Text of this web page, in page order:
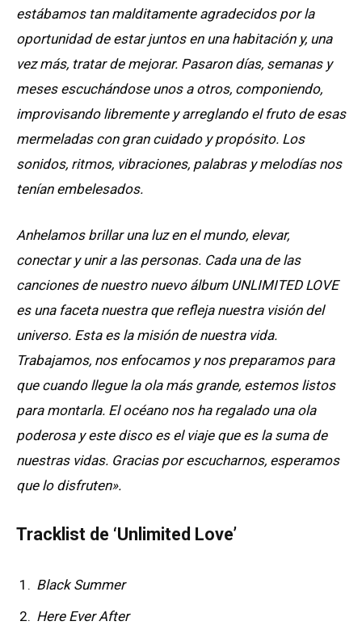
estábamos tan malditamente agradecidos por la
oportunidad de estar juntos en una habitación y, una
vez más, tratar de mejorar. Pasaron días, semanas y
meses escuchándose unos a otros, componiendo,
improvisando libremente y arreglando el fruto de esas
mermeladas con gran cuidado y propósito. Los
sonidos, ritmos, vibraciones, palabras y melodías nos
tenían embelesados.
Anhelamos brillar una luz en el mundo, elevar,
conectar y unir a las personas. Cada una de las
canciones de nuestro nuevo álbum UNLIMITED LOVE
es una faceta nuestra que refleja nuestra visión del
universo. Esta es la misión de nuestra vida.
Trabajamos, nos enfocamos y nos preparamos para
que cuando llegue la ola más grande, estemos listos
para montarla. El océano nos ha regalado una ola
poderosa y este disco es el viaje que es la suma de
nuestras vidas. Gracias por escucharnos, esperamos
que lo disfruten».
Tracklist de ‘Unlimited Love’
Black Summer
Here Ever After